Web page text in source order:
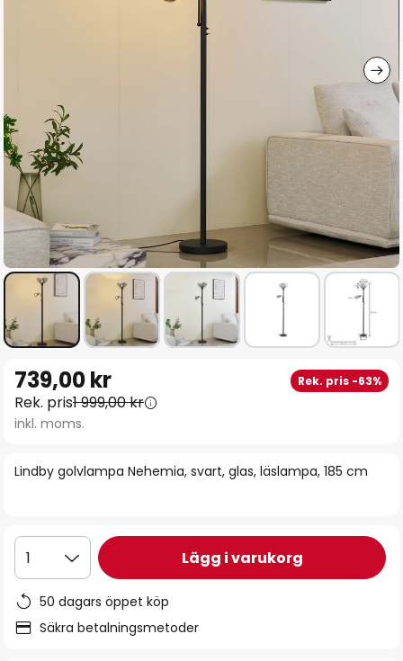
till
början
av
Lindby golvlampa Nehemia, svart, glas, läslampa, 185 cm
739,00 kr Rek. pris -63%
Rek. pris1 999,00 kr
inkl. moms.
1 Lägg i varukorg
50 dagars öppet köp
Säkra betalningsmetoder